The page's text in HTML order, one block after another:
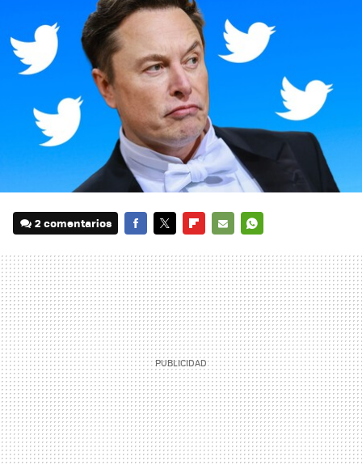
2 comentarios
MAIL